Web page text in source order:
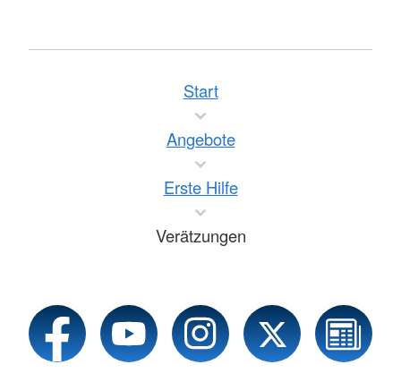
Start
Angebote
Erste Hilfe
Verätzungen